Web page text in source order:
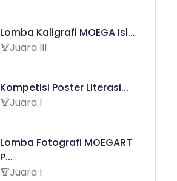
Lomba Kaligrafi MOEGA Isl...
Juara III
Kompetisi Poster Literasi...
Juara I
Lomba Fotografi MOEGART
P...
Juara I